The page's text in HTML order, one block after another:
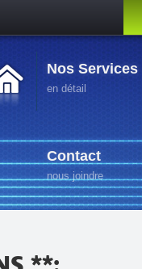
Nos Services
en détail
Contact
nous joindre